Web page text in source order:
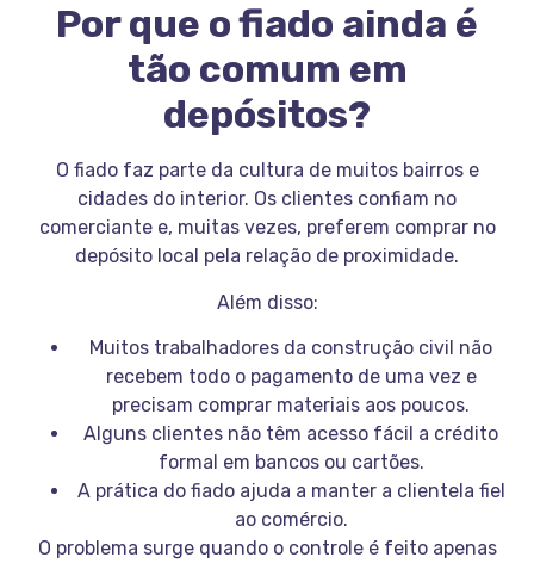
Por que o fiado ainda é
tão comum em
depósitos?
O fiado faz parte da cultura de muitos bairros e
cidades do interior. Os clientes confiam no
comerciante e, muitas vezes, preferem comprar no
depósito local pela relação de proximidade.
Além disso:
Muitos trabalhadores da construção civil não
recebem todo o pagamento de uma vez e
precisam comprar materiais aos poucos.
Alguns clientes não têm acesso fácil a crédito
formal em bancos ou cartões.
A prática do fiado ajuda a manter a clientela fiel
ao comércio.
O problema surge quando o controle é feito apenas